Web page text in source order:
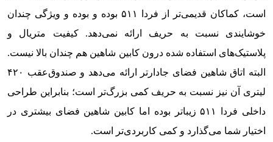
است، کماکان قدیمی‌تر از فردا ۵۱۱ بوده و بوده و ویژگی چندان
خوشایندی نسبت به حریف ارائه نمی‌دهد. کیفیت متریال و
پلاستیک‌های استفاده شده درون کابین شاهین هم چندان بالا نیست.
البته اتاق شاهین فضای جادارتر ارائه می‌دهد و صندوق‌عقب ۴۲۰
لیتری آن نیز نسبت به حریف کمی بزرگ‌تر است؛ بنابراین طراحی
داخلی فردا ۵۱۱ زیباتر بوده اما کابین شاهین فضای بیشتری در
اختیار شما می‌گذارد و کمی کاربردی‌تر است.